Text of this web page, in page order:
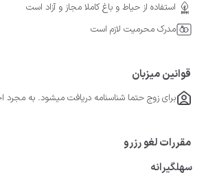
استفاده از حیاط و باغ کاملا مجاز و آزاد است
مدرک محرمیت لازم است
قوانین میزبان
برای زوج حتما شناسنامه دریافت میشود. به مجرد
مقررات لغو رزرو
سهلگیرانه